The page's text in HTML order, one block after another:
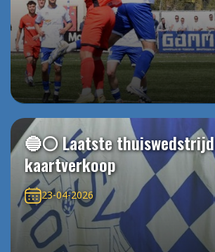
🔵⚪️ Laatste thuiswedstrijd
kaartverkoop
23-04-2026